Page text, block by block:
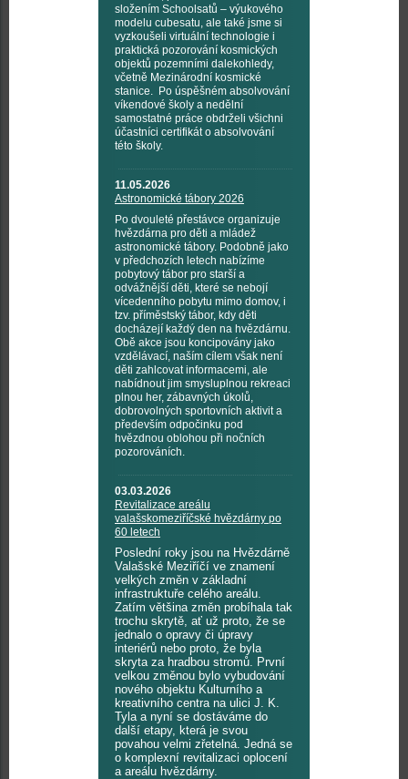
složením Schoolsatů – výukového
modelu cubesatu, ale také jsme si
vyzkoušeli virtuální technologie i
praktická pozorování kosmických
objektů pozemními dalekohledy,
včetně Mezinárodní kosmické
stanice. Po úspěšném absolvování
víkendové školy a nedělní
samostatné práce obdrželi všichni
účastníci certifikát o absolvování
této školy.
11.05.2026
Astronomické tábory 2026
Po dvouleté přestávce organizuje
hvězdárna pro děti a mládež
astronomické tábory. Podobně jako
v předchozích letech nabízíme
pobytový tábor pro starší a
odvážnější děti, které se nebojí
vícedenního pobytu mimo domov, i
tzv. příměstský tábor, kdy děti
docházejí každý den na hvězdárnu.
Obě akce jsou koncipovány jako
vzdělávací, naším cílem však není
děti zahlcovat informacemi, ale
nabídnout jim smysluplnou rekreaci
plnou her, zábavných úkolů,
dobrovolných sportovních aktivit a
především odpočinku pod
hvězdnou oblohou při nočních
pozorováních.
03.03.2026
Revitalizace areálu
valašskomeziříčské hvězdárny po
60 letech
Poslední roky jsou na Hvězdárně
Valašské Meziříčí ve znamení
velkých změn v základní
infrastruktuře celého areálu.
Zatím většina změn probíhala tak
trochu skrytě, ať už proto, že se
jednalo o opravy či úpravy
interiérů nebo proto, že byla
skryta za hradbou stromů. První
velkou změnou bylo vybudování
nového objektu Kulturního a
kreativního centra na ulici J. K.
Tyla a nyní se dostáváme do
další etapy, která je svou
povahou velmi zřetelná. Jedná se
o komplexní revitalizaci oplocení
a areálu hvězdárny.